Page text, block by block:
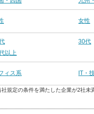
女性
30代
以上
ィス系 IT・
規定の条件を満たした企業が2社未